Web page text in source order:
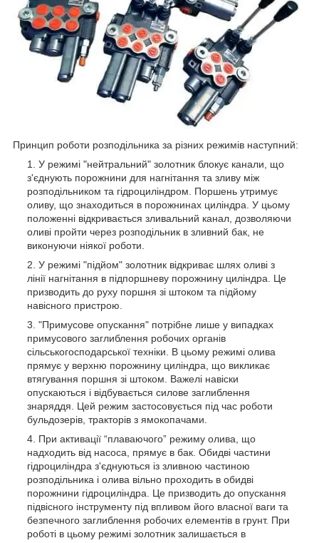
Принцип роботи розподільника за різних режимів наступний:
У режимі "нейтральний" золотник блокує канали, що
з'єднують порожнини для нагнітання та зливу між
розподільником та гідроциліндром. Поршень утримує
оливу, що знаходиться в порожнинах циліндра. У цьому
положенні відкривається зливальний канал, дозволяючи
оливі пройти через розподільник в зливний бак, не
виконуючи ніякої роботи.
У режимі "підйом" золотник відкриває шлях оливі з
лінії нагнітання в підпоршневу порожнину циліндра. Це
призводить до руху поршня зі штоком та підйому
навісного пристрою.
"Примусове опускання" потрібне лише у випадках
примусового заглиблення робочих органів
сільськогосподарської техніки. В цьому режимі олива
прямує у верхню порожнину циліндра, що викликає
втягування поршня зі штоком. Важелі навіски
опускаються і відбувається силове заглиблення
знаряддя. Цей режим застосовується під час роботи
бульдозерів, тракторів з ямокопачами.
При активації “плаваючого” режиму олива, що
надходить від насоса, прямує в бак. Обидві частини
гідроциліндра з'єднуються із зливною частиною
розподільника і олива вільно проходить в обидві
порожнини гідроциліндра. Це призводить до опускання
підвісного інструменту під впливом його власної ваги та
безпечного заглиблення робочих елементів в грунт. При
роботі в цьому режимі золотник залишається в